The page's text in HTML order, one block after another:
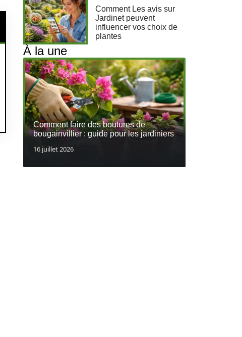
Comment Les avis sur
Jardinet peuvent
influencer vos choix de
plantes
À la une
Comment faire des boutures de
bougainvillier : guide pour les jardiniers
16 juillet 2026